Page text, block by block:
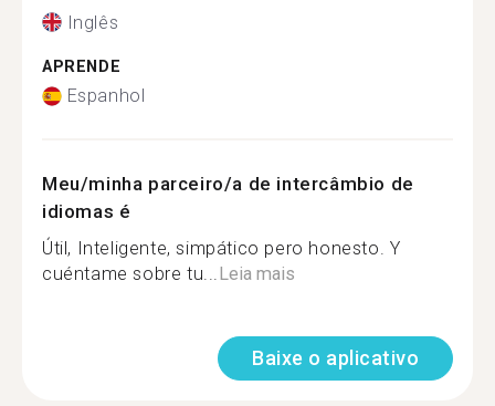
Inglês
APRENDE
Espanhol
Meu/minha parceiro/a de intercâmbio de
idiomas é
Útil, Inteligente, simpático pero honesto. Y
cuéntame sobre tu...Leia mais
Baixe o aplicativo